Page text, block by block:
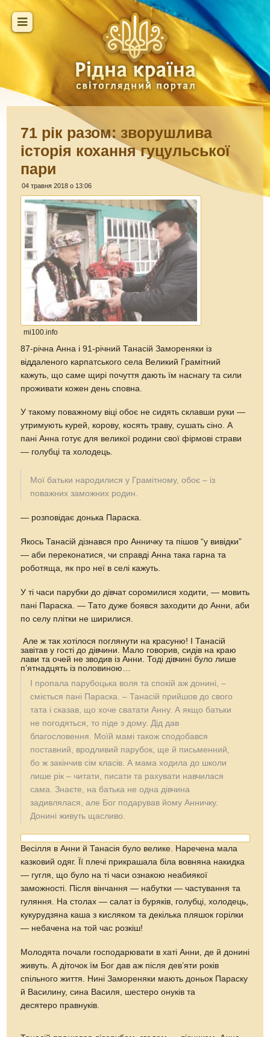
71 рік разом: зворушлива
історія кохання гуцульської
пари
04 травня 2018 о 13:06
mi100.info
87-річна Анна і 91-річний Танасій Замореняки із
віддаленого карпатського села Великий Грамітний
кажуть, що саме щирі почуття дають їм наснагу та сили
проживати кожен день сповна.
У такому поважному віці обоє не сидять склавши руки —
утримують курей, корову, косять траву, сушать сіно. А
пані Анна готує для великої родини свої фірмові страви
— голубці та холодець.
Мої батьки народилися у Грамітному, обоє – із
поважних заможних родин.
— розповідає донька Параска.
Якось Танасій дізнався про Анничку та пішов “у вивідки”
— аби переконатися, чи справді Анна така гарна та
роботяща, як про неї в селі кажуть.
У ті часи парубки до дівчат соромилися ходити, — мовить
пані Параска. — Тато дуже боявся заходити до Анни, аби
по селу плітки не ширилися.
Але ж так хотілося поглянути на красуню! І Танасій
завітав у гості до дівчини. Мало говорив, сидів на краю
лави та очей не зводив із Анни. Тоді дівчині було лише
п’ятнадцять із половиною…
І пропала парубоцька воля та спокій аж донині, –
сміється пані Параска. – Танасій прийшов до свого
тата і сказав, що хоче сватати Анну. А якщо батьки
не погодяться, то піде з дому. Дід дав
благословення. Моїй мамі також сподобався
поставний, вродливий парубок, ще й письменний,
бо ж закінчив сім класів. А мама ходила до школи
лише рік – читати, писати та рахувати навчилася
сама. Знаєте, на батька не одна дівчина
задивлялася, але Бог подарував йому Анничку.
Донині живуть щасливо.
Весілля в Анни й Танасія було велике. Наречена мала
казковий одяг. Її плечі прикрашала біла вовняна накидка
— гугля, що було на ті часи ознакою неабиякої
заможності. Після вінчання — набутки — частування та
гуляння. На столах — салат із буряків, голубці, холодець,
кукурудзяна каша з кисляком та декілька пляшок горілки
— небачена на той час розкіш!
Молодята почали господарювати в хаті Анни, де й донині
живуть. А діточок їм Бог дав аж після дев’яти років
спільного життя. Нині Замореняки мають доньок Параску
й Василину, сина Василя, шестеро онуків та
десятеро правнуків.